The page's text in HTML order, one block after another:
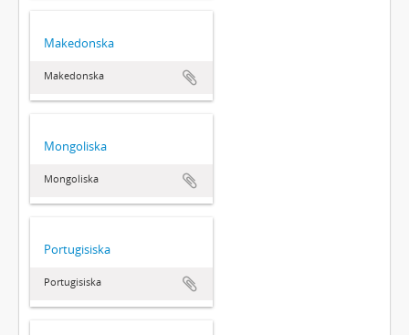
Makedonska
Makedonska
Mongoliska
Mongoliska
Portugisiska
Portugisiska